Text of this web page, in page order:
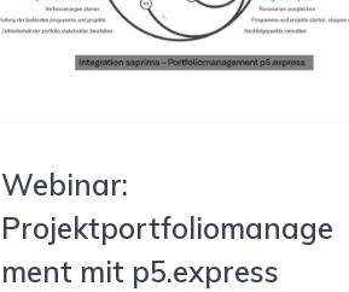
Webinar:
Projektportfoliomanage
ment mit p5.express